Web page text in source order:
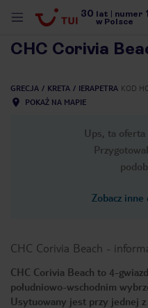
30 lat numer 1
w Polsce
CHC Corivia
GRECJA KRETA IERAPETRA KOD
POKAŻ NA MAPIE
Ups, ta
Zobacz
CHC Corivia Beach -
CHC Corivia Beach to 4-
południowo-wschodnim
Usytuowany jest przy jednej